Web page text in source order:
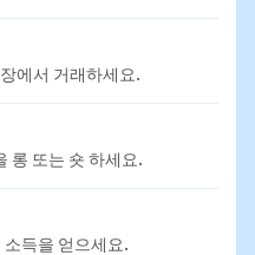
에서 거래하세요.
롱 또는 숏 하세요.
득을 얻으세요.